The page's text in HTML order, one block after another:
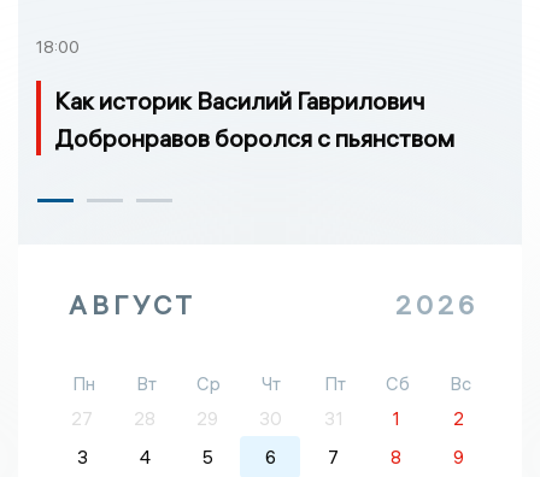
18:00
Как историк Василий Гаврилович
Добронравов боролся с пьянством
АВГУСТ 2026
Пн Вт Ср Чт Пт Сб
Вс
27
28 29 30 31 1
2
3
4 5 6 7 8
9